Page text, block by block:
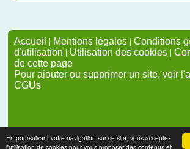
En poursuivant votre navigation sur ce site, vous acceptez
l'utilisation de cookies pour vous proposer des contenus et
Accueil | Mentions légales | Conditions
d'utilisation | Utilisation des cookies |
de cette page
Pour ajouter ou supprimer un site, voir
CGUs